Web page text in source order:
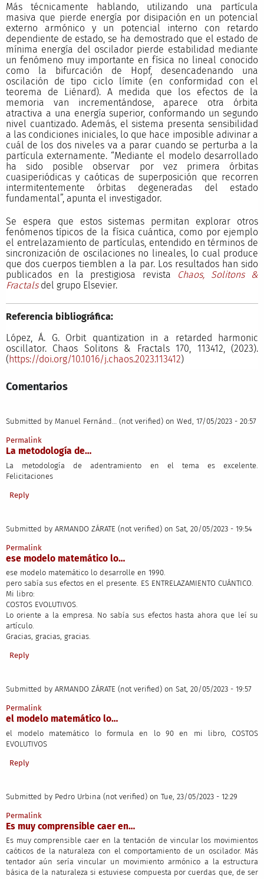
Más técnicamente hablando, utilizando una partícula
masiva que pierde energía por disipación en un potencial
externo armónico y un potencial interno con retardo
dependiente de estado, se ha demostrado que el estado de
mínima energía del oscilador pierde estabilidad mediante
un fenómeno muy importante en física no lineal conocido
como la bifurcación de Hopf, desencadenando una
oscilación de tipo ciclo límite (en conformidad con el
teorema de Liénard). A medida que los efectos de la
memoria van incrementándose, aparece otra órbita
atractiva a una energía superior, conformando un segundo
nivel cuantizado. Además, el sistema presenta sensibilidad
a las condiciones iniciales, lo que hace imposible adivinar a
cuál de los dos niveles va a parar cuando se perturba a la
partícula externamente. “Mediante el modelo desarrollado
ha sido posible observar por vez primera órbitas
cuasiperiódicas y caóticas de superposición que recorren
intermitentemente órbitas degeneradas del estado
fundamental”, apunta el investigador.
Se espera que estos sistemas permitan explorar otros
fenómenos típicos de la física cuántica, como por ejemplo
el entrelazamiento de partículas, entendido en términos de
sincronización de oscilaciones no lineales, lo cual produce
que dos cuerpos tiemblen a la par. Los resultados han sido
publicados en la prestigiosa revista
Chaos, Solitons &
Fractals del grupo Elsevier.
Referencia bibliográfica:
López, Á. G. Orbit quantization in a retarded harmonic
oscillator. Chaos Solitons & Fractals 170, 113412, (2023).
(https://doi.org/10.1016/j.chaos.2023.113412)
Comentarios
Submitted by Manuel Fernánd… (not verified) on Wed, 17/05/2023 - 20:57
Permalink
La metodología de…
La metodología de adentramiento en el tema es excelente.
Felicitaciones
Reply
Submitted by ARMANDO ZÁRATE (not verified) on Sat, 20/05/2023 - 19:54
Permalink
ese modelo matemático lo…
ese modelo matemático lo desarrolle en 1990.
pero sabía sus efectos en el presente. ES ENTRELAZAMIENTO CUÁNTICO.
Mi libro:
COSTOS EVOLUTIVOS.
Lo oriente a la empresa. No sabía sus efectos hasta ahora que leí su
artículo.
Gracias, gracias, gracias.
Reply
Submitted by ARMANDO ZÁRATE (not verified) on Sat, 20/05/2023 - 19:57
Permalink
el modelo matemático lo…
el modelo matemático lo formula en lo 90 en mi libro, COSTOS
EVOLUTIVOS
Reply
Submitted by Pedro Urbina (not verified) on Tue, 23/05/2023 - 12:29
Permalink
Es muy comprensible caer en…
Es muy comprensible caer en la tentación de vincular los movimientos
caóticos de la naturaleza con el comportamiento de un oscilador. Más
tentador aún sería vincular un movimiento armónico a la estructura
básica de la naturaleza si estuviese compuesta por cuerdas que, de ser